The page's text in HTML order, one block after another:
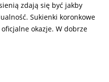
zdają się być jakby
Sukienki koronkowe
okazje. W dobrze